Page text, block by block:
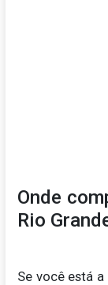
Onde
Rio
Se você está